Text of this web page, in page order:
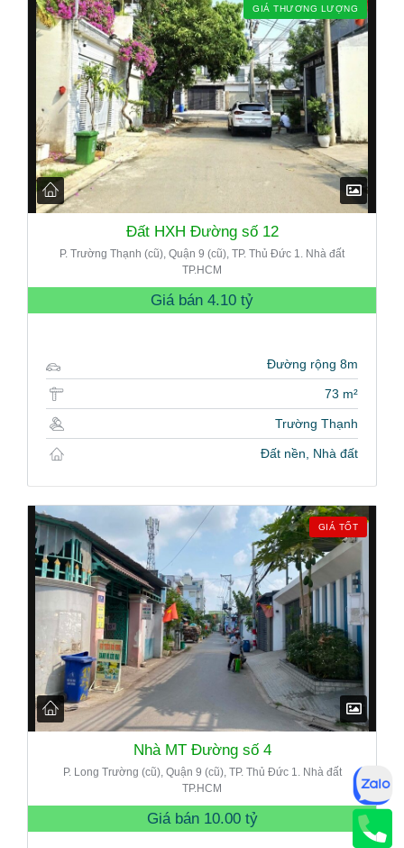
GIÁ THƯƠNG LƯỢNG
Đất HXH Đường số 12
P. Trường Thạnh (cũ), Quận 9 (cũ), TP. Thủ Đức 1. Nhà đất
TP.HCM
Giá bán 4.10 tỷ
Đường rộng 8m
73 m²
Trường Thạnh
Đất nền, Nhà đất
GIÁ TỐT
Nhà MT Đường số 4
P. Long Trường (cũ), Quận 9 (cũ), TP. Thủ Đức 1. Nhà đất
TP.HCM
Giá bán 10.00 tỷ